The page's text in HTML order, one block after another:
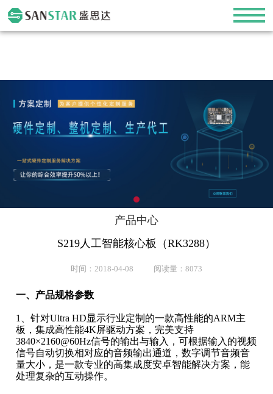
产品中心
S219人工智能核心板（RK3288）
时间：2018-04-08 阅读量：8073
一、产品规格参数
1、针对Ultra HD显示行业定制的一款高性能的ARM主
板，集成高性能4K屏驱动方案，完美支持
3840×2160@60Hz信号的输出与输入，可根据输入的视频
信号自动切换相对应的音频输出通道，数字调节音频音
量大小，是一款专业的高集成度安卓智能解决方案，能
处理复杂的互动操作。